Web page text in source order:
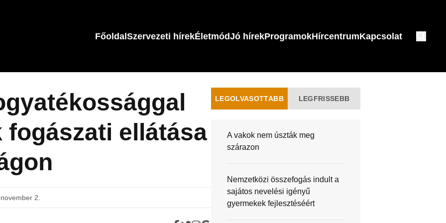
FőoldalSzervezeti hírekÉletmódJó hírekProgramokHírcentrumKapcsolat
fogászati ellátása
2.
LEGOLVASOTTABB LEGFRISSEBB
A vakok nem úszták meg
szárazon
Nemzetközi összefogás indult a
sajátos nevelési igényű
gyermekek fejlesztéséért